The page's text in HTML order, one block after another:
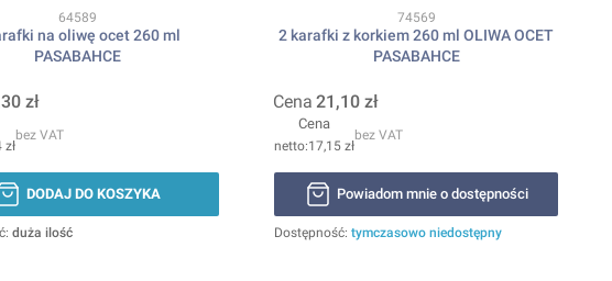
Kod produktu
64589
na oliwę ocet 260 ml
PASABAHCE
zł
zł
bez VAT
DODAJ DO KOSZYKA
duża ilość
Kod produktu
74569
2 karafki z korkiem 260 ml OLIWA OCET
PASABAHCE
Cena 21,10 zł
Cena
17,15 zł
bez VAT
Powiadom mnie o dostępności
Dostępność: tymczasowo niedostępny